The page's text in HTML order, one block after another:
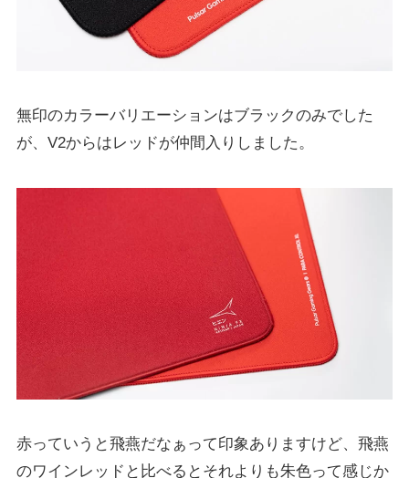
無印のカラーバリエーションはブラックのみでした
が、V2からはレッドが仲間入りしました。
赤っていうと飛燕だなぁって印象ありますけど、飛燕
のワインレッドと比べるとそれよりも朱色って感じか